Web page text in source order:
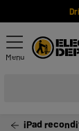
Menu
iPad